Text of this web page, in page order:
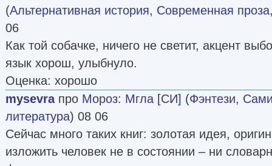
(Альтернативная история, Современная проза
06
Как той собачке, ничего не светит, акцент
язык хорош, улыбнуло.
Оценка: хорошо
mysevraпро Мороз: Мгла [СИ] (Фэнтези,
литература) 08 06
Сейчас много таких книг: золотая идея,
изложить человек не в состоянии – ни